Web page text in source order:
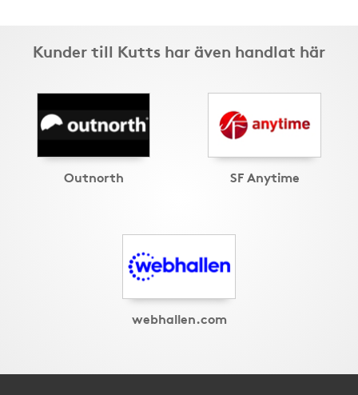
Kunder till Kutts har även handlat här
Outnorth SF Anytime
webhallen.com